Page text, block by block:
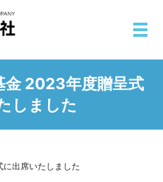
金 2023年度贈呈式
しました
出席いたしました